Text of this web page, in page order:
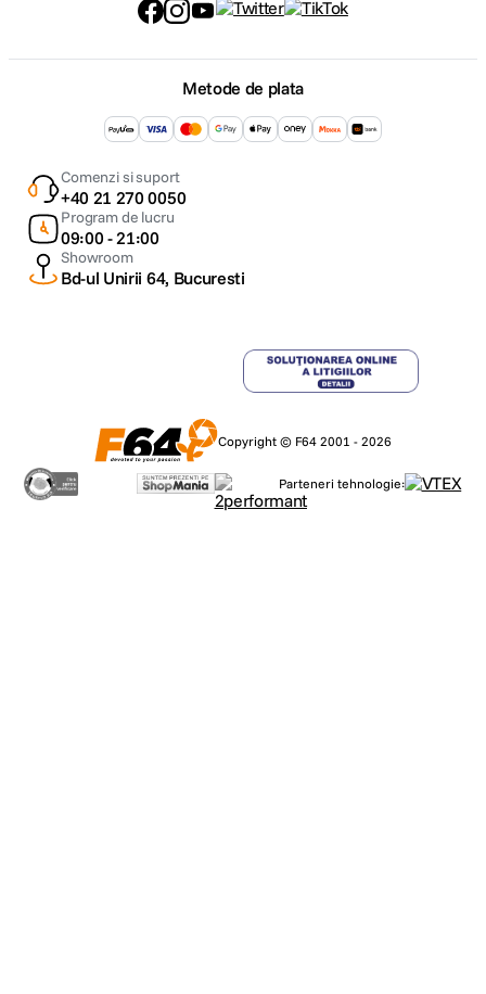
Metode de plata
Comenzi si suport
+40 21 270 0050
Program de lucru
09:00 - 21:00
Showroom
Bd-ul Unirii 64, Bucuresti
Copyright © F64 2001 - 2026
Parteneri tehnologie: